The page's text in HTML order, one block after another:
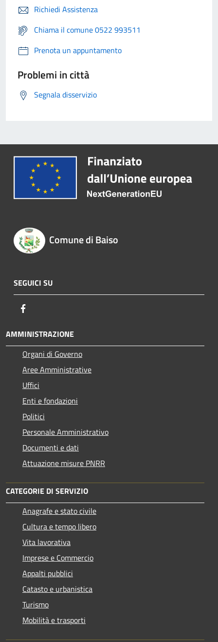
Richiedi Assistenza
Chiama il comune 0522 993511
Prenota un appuntamento
Problemi in città
Segnala disservizio
Comune di Baiso
SEGUICI SU
AMMINISTRAZIONE
Organi di Governo
Aree Amministrative
Uffici
Enti e fondazioni
Politici
Personale Amministrativo
Documenti e dati
Attuazione misure PNRR
CATEGORIE DI SERVIZIO
Anagrafe e stato civile
Cultura e tempo libero
Vita lavorativa
Imprese e Commercio
Appalti pubblici
Catasto e urbanistica
Turismo
Mobilità e trasporti